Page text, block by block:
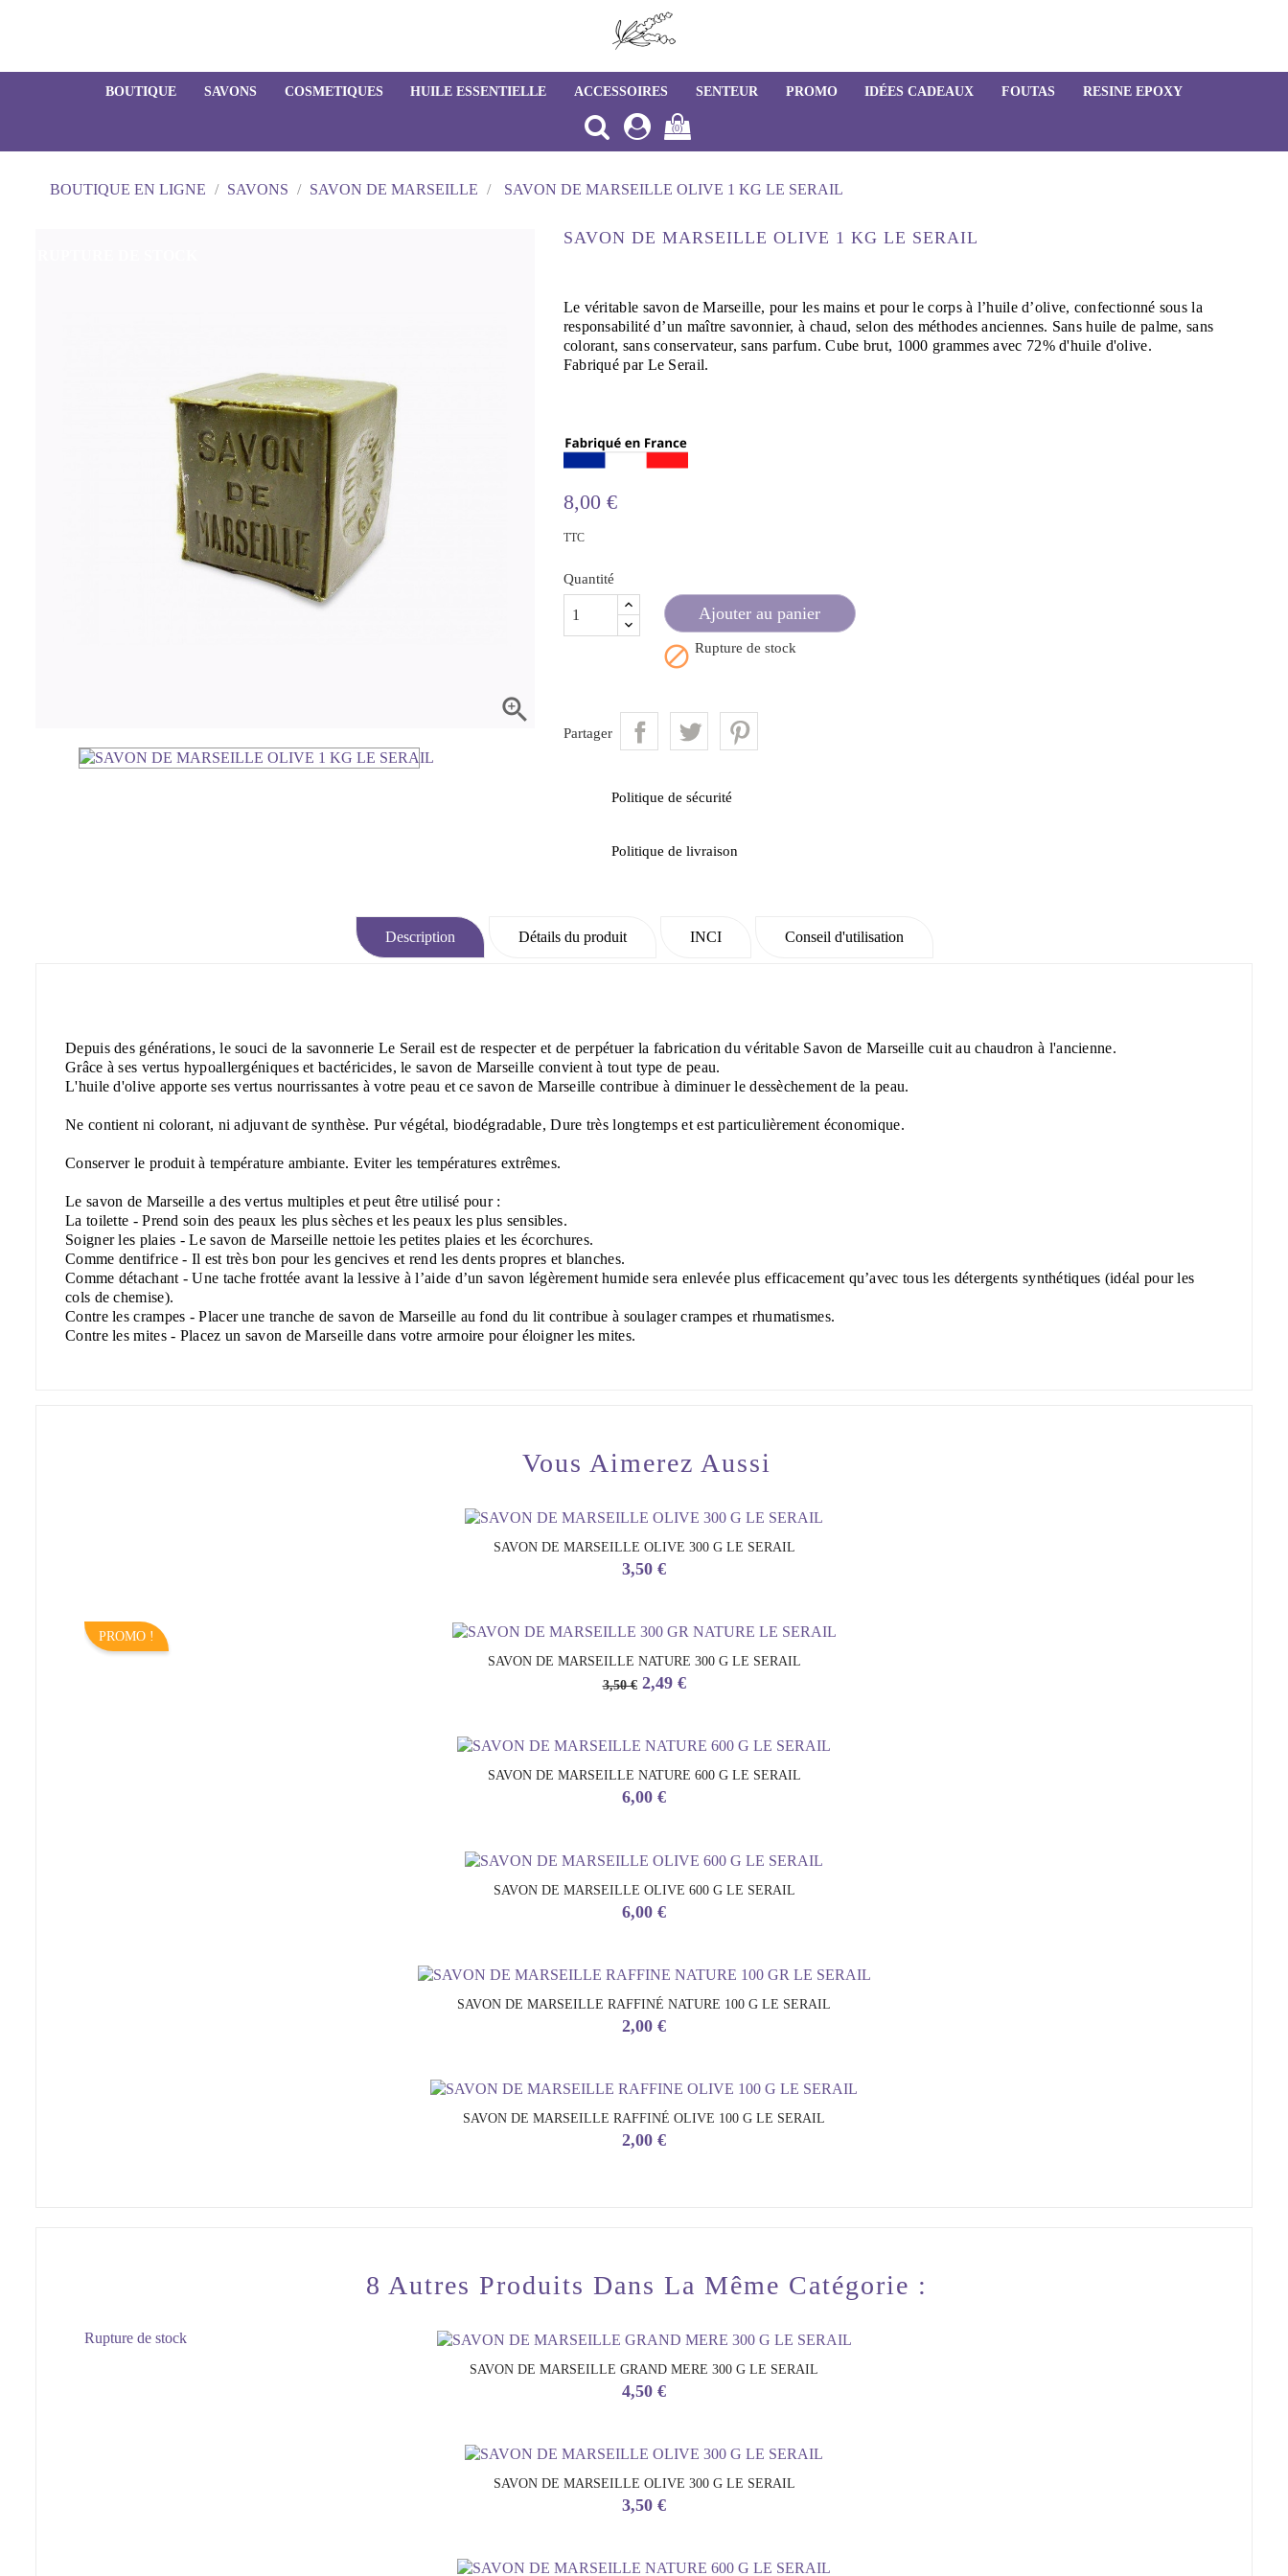
BOUTIQUE SAVONS COSMETIQUES HUILE ESSENTIELLE ACCESSOIRES SENTEUR PROMO IDÉES CADEAUX FOUTAS RESINE EPOXY
(0)
BOUTIQUE EN LIGNE SAVONS SAVON DE MARSEILLE SAVON DE MARSEILLE OLIVE 1 KG LE SERAIL

SAVON DE MARSEILLE OLIVE 1 KG LE SERAIL
Le véritable savon de Marseille, pour les mains et pour le corps à l’huile d’olive, confectionné sous la
responsabilité d’un maître savonnier, à chaud, selon des méthodes anciennes. Sans huile de palme, sans
colorant, sans conservateur, sans parfum. Cube brut, 1000 grammes avec 72% d'huile d'olive.
Fabriqué par Le Serail.
8,00 €
TTC
Quantité
Ajouter au panier
 Rupture de stock
Partager
Politique de sécurité
Politique de livraison
Description Détails du produit INCI Conseil d'utilisation
Depuis des générations, le souci de la savonnerie Le Serail est de respecter et de perpétuer la fabrication du véritable Savon de Marseille cuit au chaudron à l'ancienne.
Grâce à ses vertus hypoallergéniques et bactéricides, le savon de Marseille convient à tout type de peau.
L'huile d'olive apporte ses vertus nourrissantes à votre peau et ce savon de Marseille contribue à diminuer le dessèchement de la peau.
Ne contient ni colorant, ni adjuvant de synthèse. Pur végétal, biodégradable, Dure très longtemps et est particulièrement économique.
Conserver le produit à température ambiante. Eviter les températures extrêmes.
Le savon de Marseille a des vertus multiples et peut être utilisé pour :
La toilette - Prend soin des peaux les plus sèches et les peaux les plus sensibles.
Soigner les plaies - Le savon de Marseille nettoie les petites plaies et les écorchures.
Comme dentifrice - Il est très bon pour les gencives et rend les dents propres et blanches.
Comme détachant - Une tache frottée avant la lessive à l’aide d’un savon légèrement humide sera enlevée plus efficacement qu’avec tous les détergents synthétiques (idéal pour les
cols de chemise).
Contre les crampes - Placer une tranche de savon de Marseille au fond du lit contribue à soulager crampes et rhumatismes.
Contre les mites - Placez un savon de Marseille dans votre armoire pour éloigner les mites.
Vous Aimerez Aussi
SAVON DE MARSEILLE OLIVE 300 G LE SERAIL
Prix
3,50 €
PROMO !
SAVON DE MARSEILLE NATURE 300 G LE SERAIL
Prix
3,50 € Prix
2,49 €
SAVON DE MARSEILLE NATURE 600 G LE SERAIL
Prix
6,00 €
SAVON DE MARSEILLE OLIVE 600 G LE SERAIL
Prix
6,00 €
SAVON DE MARSEILLE RAFFINÉ NATURE 100 G LE SERAIL
Prix
2,00 €
SAVON DE MARSEILLE RAFFINÉ OLIVE 100 G LE SERAIL
Prix
2,00 €
8 Autres Produits Dans La Même Catégorie :
Rupture de stock
SAVON DE MARSEILLE GRAND MERE 300 G LE SERAIL
Prix
4,50 €
SAVON DE MARSEILLE OLIVE 300 G LE SERAIL
Prix
3,50 €